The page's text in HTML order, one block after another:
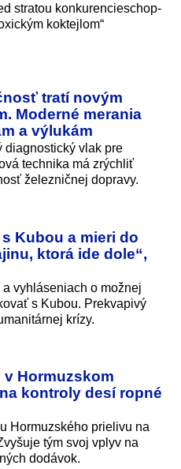
stratou konkurencieschop­
koktejlom“
tratí novým
Moderné merania
a výlukám
diagnostický vlak pre
technika má zrýchliť
železničnej dopravy.
Kubou a mieri do
ktorá ide dole“,
vyhláseniach o možnej
s Kubou. Prekvapivý
krízy.
Hormuzskom
kontroly desí ropné
Hormuzského prielivu na
tým svoj vplyv na
dodávok.